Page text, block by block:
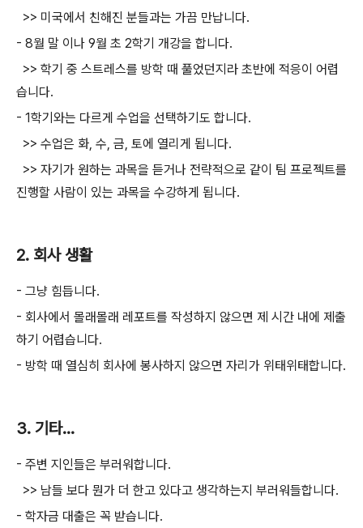
>> 미국에서 친해진 분들과는 가끔 만납니다.
- 8월 말 이나 9월 초 2학기 개강을 합니다.
>> 학기 중 스트레스를 방학 때 풀었던지라 초반에 적응이 어렵
습니다.
- 1학기와는 다르게 수업을 선택하기도 합니다.
>> 수업은 화, 수, 금, 토에 열리게 됩니다.
>> 자기가 원하는 과목을 듣거나 전략적으로 같이 팀 프로젝트를
진행할 사람이 있는 과목을 수강하게 됩니다.
2. 회사 생활
- 그냥 힘듭니다.
- 회사에서 몰래몰래 레포트를 작성하지 않으면 제 시간 내에 제출
하기 어렵습니다.
- 방학 때 열심히 회사에 봉사하지 않으면 자리가 위태위태합니다.
3. 기타...
- 주변 지인들은 부러워합니다.
>> 남들 보다 뭔가 더 한고 있다고 생각하는지 부러워들합니다.
- 학자금 대출은 꼭 받습니다.